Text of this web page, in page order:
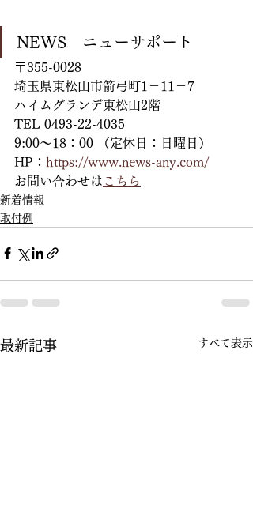
NEWS　ニューサポート
〒355-0028
埼玉県東松山市箭弓町1－11－7
ハイムグランデ東松山2階
TEL 0493-22-4035
9:00～18：00 （定休日：日曜日）
HP： https://www.news-any.com/
お問い合わせは こちら
新着情報
取付例
最新記事 すべて表示